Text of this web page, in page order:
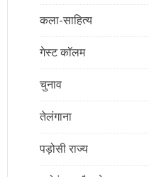
कला-साहित्य
गेस्ट कॉलम
चुनाव
तेलंगाना
पड़ोसी राज्य